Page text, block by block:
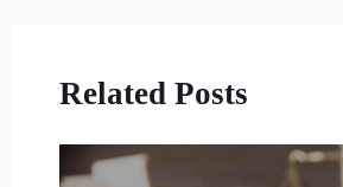
Related Posts